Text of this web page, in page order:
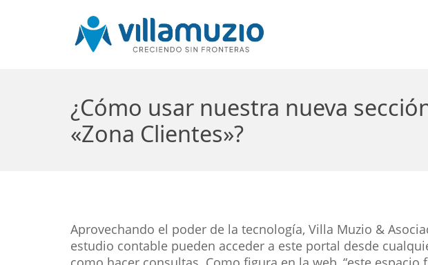
¿Cómo usar nuestra nueva
«Zona Clientes»?
Aprovechando el poder de la tecnología, Villa Muzio &
estudio contable pueden acceder a este portal desde